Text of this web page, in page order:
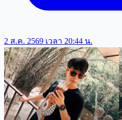
2 ส.ค. 2569 เวลา 20:44 น.